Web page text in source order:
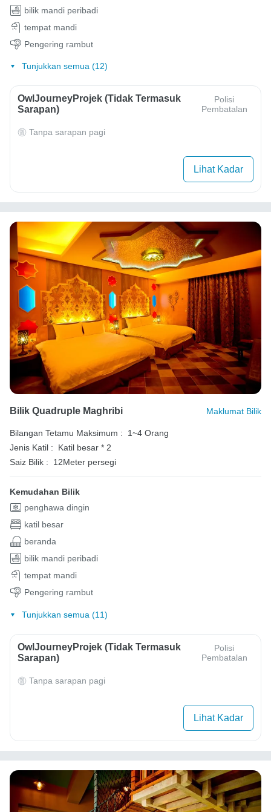
bilik mandi peribadi
tempat mandi
Pengering rambut
Tunjukkan semua (12)
OwlJourneyProjek (Tidak Termasuk
Sarapan)
Polisi
Pembatalan
Tanpa sarapan pagi
Lihat Kadar
Bilik Quadruple Maghribi Maklumat Bilik
Bilangan Tetamu Maksimum :
1~4 Orang
Jenis Katil :
Katil besar * 2
Saiz Bilik :
12Meter persegi
Kemudahan Bilik
penghawa dingin
katil besar
beranda
bilik mandi peribadi
tempat mandi
Pengering rambut
Tunjukkan semua (11)
OwlJourneyProjek (Tidak Termasuk
Sarapan)
Polisi
Pembatalan
Tanpa sarapan pagi
Lihat Kadar